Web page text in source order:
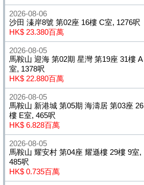
2026-08-06
沙田 溱岸8號 第02座 16樓 C室, 1276呎
HK$ 23.380百萬
2026-08-05
馬鞍山 迎海 第02期 星灣 第19座 31樓 A
室, 1378呎
HK$ 22.880百萬
2026-08-05
馬鞍山 新港城 第05期 海濤居 第03座 26
樓 E室, 465呎
HK$ 6.828百萬
2026-08-05
馬鞍山 耀安村 第04座 耀遜樓 29樓 9室,
485呎
HK$ 0.735百萬